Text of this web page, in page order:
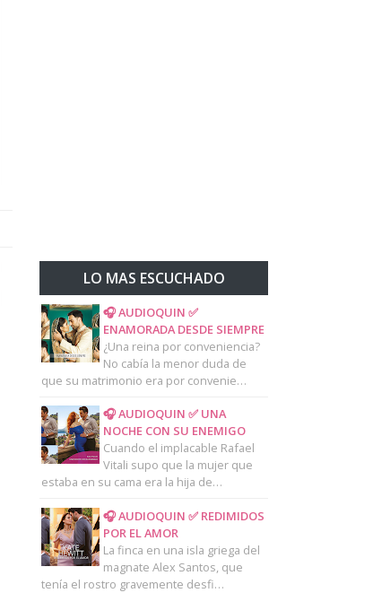
LO MAS ESCUCHADO
🎧 AUDIOQUIN ✅
ENAMORADA DESDE SIEMPRE
¿Una reina por conveniencia?
No cabía la menor duda de
que su matrimonio era por convenie…
🎧 AUDIOQUIN ✅ UNA
NOCHE CON SU ENEMIGO
Cuando el implacable Rafael
Vitali supo que la mujer que
estaba en su cama era la hija de…
🎧 AUDIOQUIN ✅ REDIMIDOS
POR EL AMOR
La finca en una isla griega del
magnate Alex Santos, que
tenía el rostro gravemente desfi…